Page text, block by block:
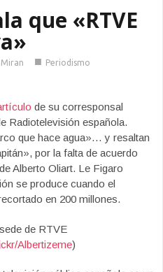
que «RTVE
Miran ■ Periodismo
de su corresponsal
Radiotelevisión española.
que hace agua»… y resaltan
por la falta de acuerdo
Alberto Oliart. Le Figaro
se produce cuando el
en 200 millones.
Albertizeme)